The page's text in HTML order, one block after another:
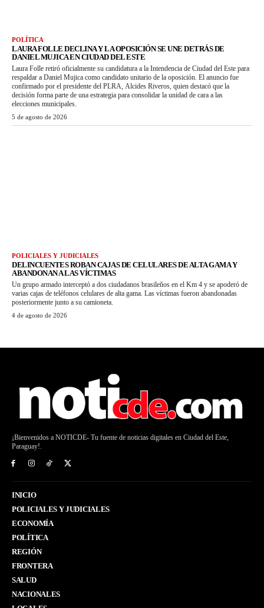
POLÍTICA
LAURA FOLLE DECLINA Y LA OPOSICIÓN SE UNE DETRÁS DE
DANIEL MUJICA EN CIUDAD DEL ESTE
Laura Folle retiró oficialmente su candidatura a la Intendencia de Ciudad del Este para
respaldar a Daniel Mujica como candidato unitario de la oposición. El anuncio fue
confirmado por el presidente del PLRA, Alcides Riveros, quien destacó que la
decisión forma parte de una estrategia para consolidar la unidad de cara a las
elecciones municipales.
5 de agosto de 2026
POLICIALES Y JUDICIALES
DELINCUENTES ROBAN CAJAS DE CELULARES DE ALTA GAMA Y
ABANDONAN A LAS VÍCTIMAS
Un grupo armado interceptó a dos ciudadanos brasileños en el Km 4 y se apoderó de
varias cajas de teléfonos celulares de alta gama. Las víctimas fueron abandonadas
posteriormente junto a su camioneta.
4 de agosto de 2026
¡Bienvenidos a NOTICDE- Tu fuente de noticias digitales en Ciudad del Este,
Paraguay!.
INICIO
POLICIALES Y JUDICIALES
ECONOMÍA
POLÍTICA
REGIÓN
FRONTERA
SALUD
NACIONALES